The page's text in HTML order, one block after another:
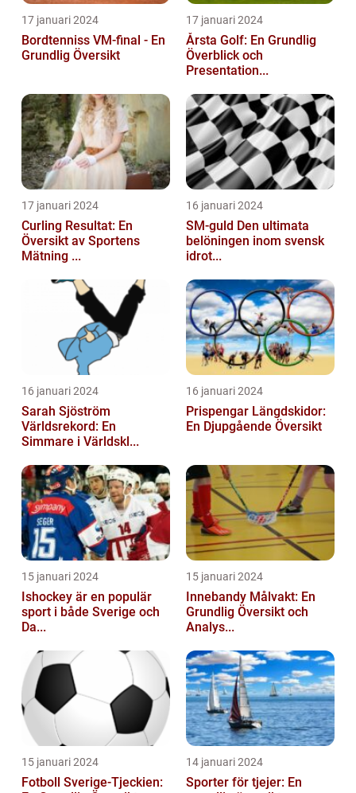
17 januari 2024
Bordtenniss VM-final - En
Grundlig Översikt
17 januari 2024
Årsta Golf: En Grundlig
Överblick och
Presentation...
17 januari 2024
Curling Resultat: En
Översikt av Sportens
Mätning ...
16 januari 2024
SM-guld Den ultimata
belöningen inom svensk
idrot...
16 januari 2024
Sarah Sjöström
Världsrekord: En
Simmare i Världskl...
16 januari 2024
Prispengar Längdskidor:
En Djupgående Översikt
15 januari 2024
Ishockey är en populär
sport i både Sverige och
Da...
15 januari 2024
Innebandy Målvakt: En
Grundlig Översikt och
Analys...
15 januari 2024
Fotboll Sverige-Tjeckien:
14 januari 2024
Sporter för tjejer: En